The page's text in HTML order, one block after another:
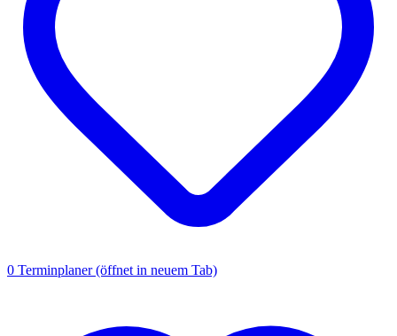
0 Terminplaner(öffnet in neuem Tab)